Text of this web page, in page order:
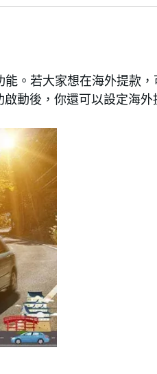
。若大家想在海外提款
動後，你還可以設定海外